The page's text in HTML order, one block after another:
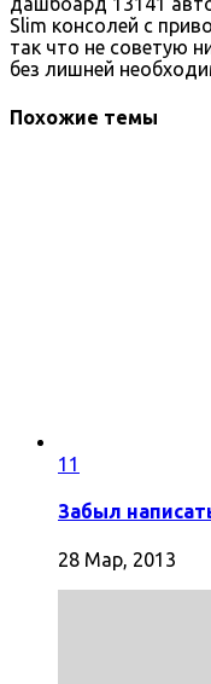
Slim консолей с
так что не советую
без лишней
Похожие темы
11
Забыл
28 Мар, 2013